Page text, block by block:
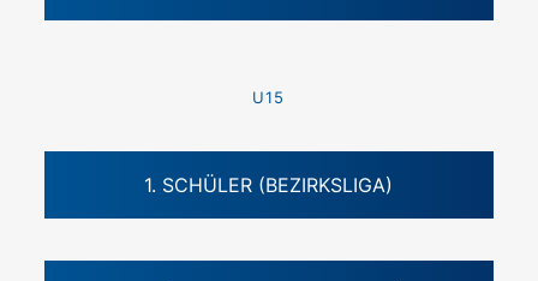
U15
1. SCHÜLER (BEZIRKSLIGA)